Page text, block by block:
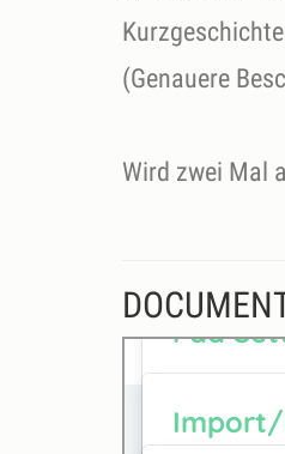
(Genauere
Wird zwei Mal